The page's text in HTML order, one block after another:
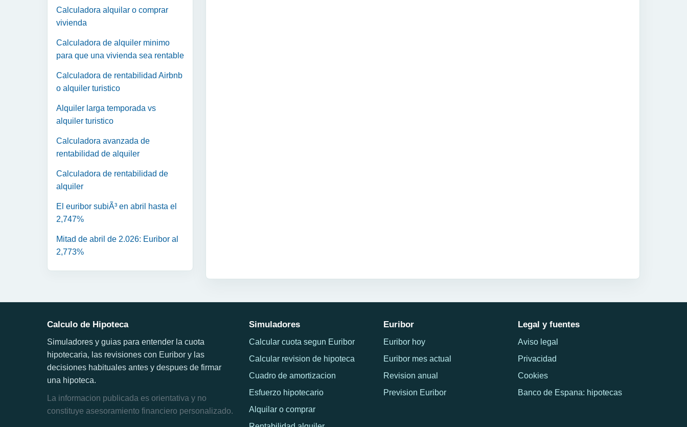
Calculadora alquilar o comprar
vivienda
Calculadora de alquiler minimo
para que una vivienda sea rentable
Calculadora de rentabilidad Airbnb
o alquiler turistico
Alquiler larga temporada vs
alquiler turistico
Calculadora avanzada de
rentabilidad de alquiler
Calculadora de rentabilidad de
alquiler
El euribor subiÃ³ en abril hasta el
2,747%
Mitad de abril de 2.026: Euribor al
2,773%
Calculo de Hipoteca
Simuladores y guias para entender la cuota
hipotecaria, las revisiones con Euribor y las
decisiones habituales antes y despues de firmar
una hipoteca.
La informacion publicada es orientativa y no
constituye asesoramiento financiero personalizado.
Simuladores
Calcular cuota segun Euribor
Calcular revision de hipoteca
Cuadro de amortizacion
Esfuerzo hipotecario
Alquilar o comprar
Euribor
Euribor hoy
Euribor mes actual
Revision anual
Prevision Euribor
Legal y fuentes
Aviso legal
Privacidad
Cookies
Banco de Espana: hipotecas